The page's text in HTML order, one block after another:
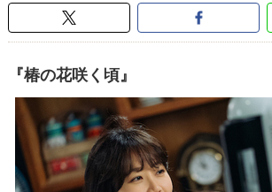
『椿の花咲く頃』